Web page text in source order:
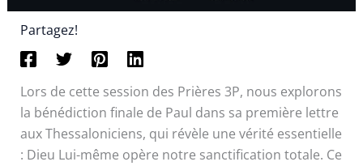
Partagez!
Lors de cette session des Prières 3P, nous explorons
la bénédiction finale de Paul dans sa première lettre
aux Thessaloniciens, qui révèle une vérité essentielle
: Dieu Lui-même opère notre sanctification totale. Ce